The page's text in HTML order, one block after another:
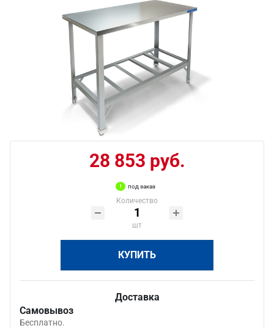
28 853 руб.
под заказ
Количество
шт
КУПИТЬ
Доставка
Самовывоз
Бесплатно.